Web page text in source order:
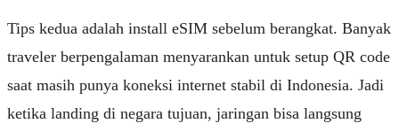
Tips kedua adalah install eSIM sebelum berangkat. Banyak
traveler berpengalaman menyarankan untuk setup QR code
saat masih punya koneksi internet stabil di Indonesia. Jadi
ketika landing di negara tujuan, jaringan bisa langsung